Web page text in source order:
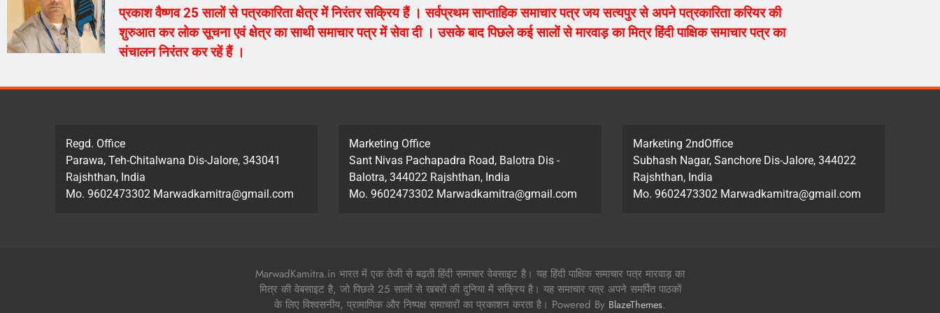
प्रकाश वैष्णव 25 सालों से पत्रकारिता क्षेत्र में निरंतर सक्रिय हैं । सर्वप्रथम साप्ताहिक समाचार पत्र जय सत्यपुर से अपने पत्रकारिता करियर की
शुरुआत कर लोक सूचना एवं क्षेत्र का साथी समाचार पत्र में सेवा दी । उसके बाद पिछले कई सालों से मारवाड़ का मित्र हिंदी पाक्षिक समाचार पत्र का
संचालन निरंतर कर रहें हैं ।
Regd. Office
Parawa, Teh-Chitalwana Dis-Jalore, 343041
Rajshthan, India
Mo. 9602473302 Marwadkamitra@gmail.com
Marketing Office
Sant Nivas Pachapadra Road, Balotra Dis -
Balotra, 344022 Rajshthan, India
Mo. 9602473302 Marwadkamitra@gmail.com
Marketing 2ndOffice
Subhash Nagar, Sanchore Dis-Jalore, 344022
Rajshthan, India
Mo. 9602473302 Marwadkamitra@gmail.com
MarwadKamitra.in भारत में एक तेजी से बढ़ती हिंदी समाचार वेबसाइट है। यह हिंदी पाक्षिक समाचार पत्र मारवाड़ का
मित्र की वेबसाइट है, जो पिछले 25 सालों से खबरों की दुनिया में सक्रिय है। यह समाचार पत्र अपने समर्पित पाठकों
के लिए विश्वसनीय, प्रामाणिक और निष्पक्ष समाचारों का प्रकाशन करता है। Powered By BlazeThemes.